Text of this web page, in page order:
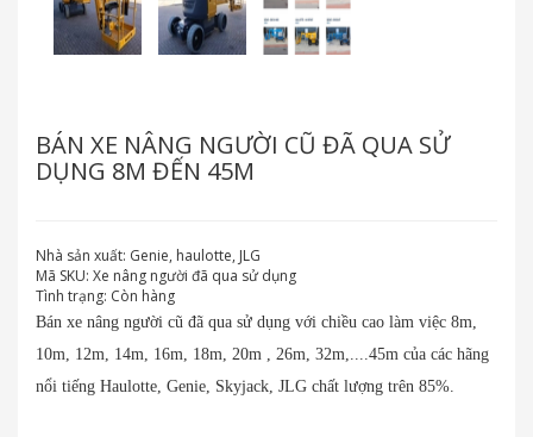
BÁN XE NÂNG NGƯỜI CŨ ĐÃ QUA SỬ
DỤNG 8M ĐẾN 45M
Nhà sản xuất: Genie, haulotte, JLG
Mã SKU: Xe nâng người đã qua sử dụng
Tình trạng: Còn hàng
Bán xe nâng người cũ đã qua sử dụng với chiều cao làm việc 8m,
10m, 12m, 14m, 16m, 18m, 20m , 26m, 32m,....45m của các hãng
nổi tiếng Haulotte, Genie, Skyjack, JLG chất lượng trên 85%.